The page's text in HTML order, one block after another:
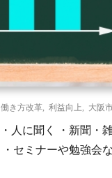
働き方改革, 利益向上 大阪
人に聞く ・新聞・
セミナーや勉強会